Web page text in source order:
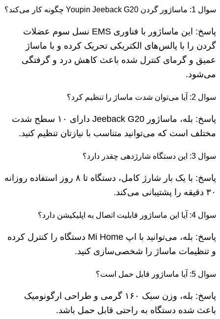
سوال 1: ماساژور گردن Youpin Jeeback G20 چگونه کار می‌کند؟
پاسخ: این ماساژور با فناوری EMS نسل سوم عضلات
گردن را با پالس‌های الکتریکی تحریک کرده و با ماساژ
عمیق و گرمای کنترل شده باعث کاهش درد و گرفتگی
می‌شود.
سوال 2: آیا می‌توان شدت ماساژ را تنظیم کرد؟
پاسخ: بله، ماساژور Jeeback G20 دارای ۱۰ سطح شدت
مختلف است که می‌توانید متناسب با نیازتان تنظیم کنید.
سوال 3: این دستگاه شارژدهی چقدر دارد؟
پاسخ: با یک بار شارژ کامل، دستگاه تا ۸ روز استفاده روزانه
۳۰ دقیقه را پشتیبانی می‌کند.
سوال 4: آیا این ماساژور قابلیت اتصال به اپلیکیشن دارد؟
پاسخ: بله، می‌توانید با اپ Mi Home دستگاه را کنترل کرده
و تنظیمات ماساژ را شخصی‌سازی کنید.
سوال 5: آیا ماساژور قابل حمل است؟
پاسخ: بله، وزن سبک ۱۶۰ گرمی و طراحی ارگونومیک
باعث شده دستگاه به راحتی قابل حمل باشد.